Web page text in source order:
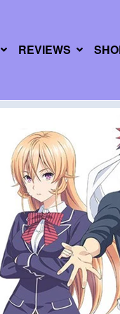
REVIEWS